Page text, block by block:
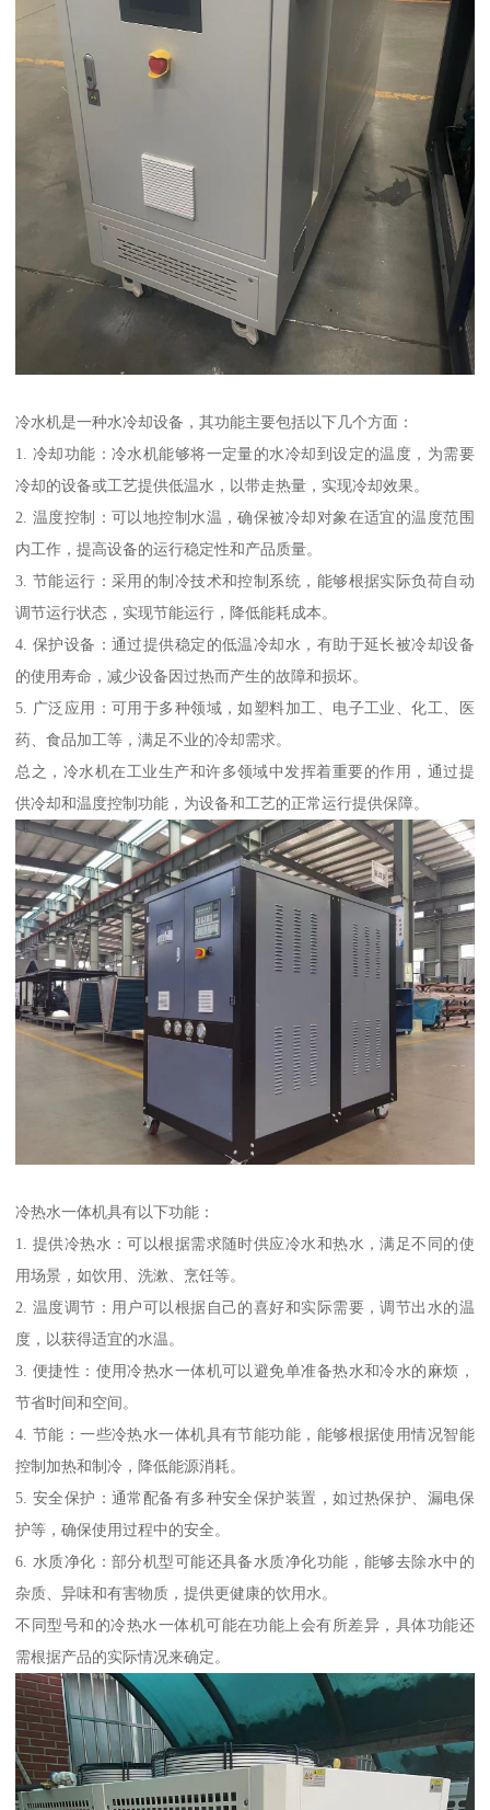
冷水机是一种水冷却设备，其功能主要包括以下几个方面：
1. 冷却功能：冷水机能够将一定量的水冷却到设定的温度，为需要
冷却的设备或工艺提供低温水，以带走热量，实现冷却效果。
2. 温度控制：可以地控制水温，确保被冷却对象在适宜的温度范围
内工作，提高设备的运行稳定性和产品质量。
3. 节能运行：采用的制冷技术和控制系统，能够根据实际负荷自动
调节运行状态，实现节能运行，降低能耗成本。
4. 保护设备：通过提供稳定的低温冷却水，有助于延长被冷却设备
的使用寿命，减少设备因过热而产生的故障和损坏。
5. 广泛应用：可用于多种领域，如塑料加工、电子工业、化工、医
药、食品加工等，满足不业的冷却需求。
总之，冷水机在工业生产和许多领域中发挥着重要的作用，通过提
供冷却和温度控制功能，为设备和工艺的正常运行提供保障。
冷热水一体机具有以下功能：
1. 提供冷热水：可以根据需求随时供应冷水和热水，满足不同的使
用场景，如饮用、洗漱、烹饪等。
2. 温度调节：用户可以根据自己的喜好和实际需要，调节出水的温
度，以获得适宜的水温。
3. 便捷性：使用冷热水一体机可以避免单准备热水和冷水的麻烦，
节省时间和空间。
4. 节能：一些冷热水一体机具有节能功能，能够根据使用情况智能
控制加热和制冷，降低能源消耗。
5. 安全保护：通常配备有多种安全保护装置，如过热保护、漏电保
护等，确保使用过程中的安全。
6. 水质净化：部分机型可能还具备水质净化功能，能够去除水中的
杂质、异味和有害物质，提供更健康的饮用水。
不同型号和的冷热水一体机可能在功能上会有所差异，具体功能还
需根据产品的实际情况来确定。